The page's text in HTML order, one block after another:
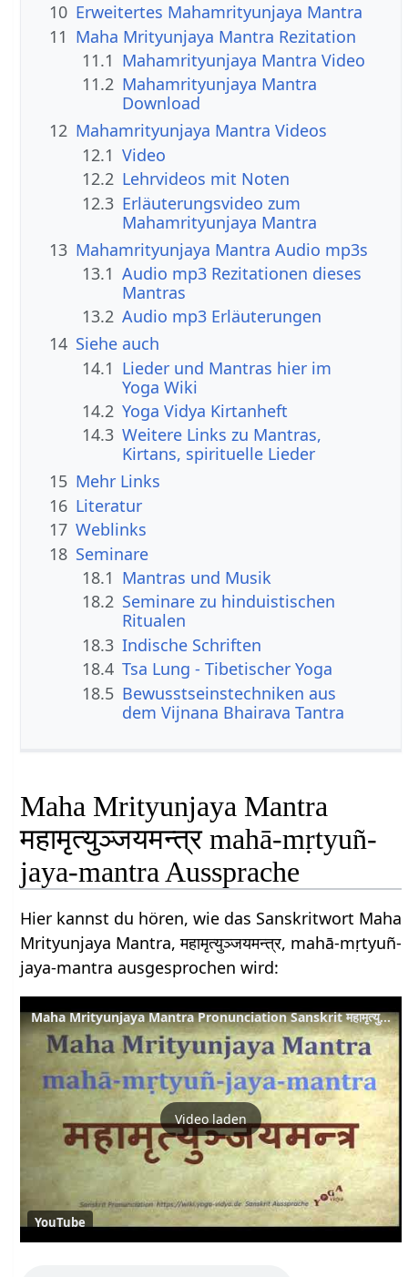
10 Erweitertes Mahamrityunjaya Mantra
11 Maha Mrityunjaya Mantra Rezitation
11.1 Mahamrityunjaya Mantra Video
11.2 Mahamrityunjaya Mantra
Download
12 Mahamrityunjaya Mantra Videos
12.1 Video
12.2 Lehrvideos mit Noten
12.3 Erläuterungsvideo zum
Mahamrityunjaya Mantra
13 Mahamrityunjaya Mantra Audio mp3s
13.1 Audio mp3 Rezitationen dieses
Mantras
13.2 Audio mp3 Erläuterungen
14 Siehe auch
14.1 Lieder und Mantras hier im
Yoga Wiki
14.2 Yoga Vidya Kirtanheft
14.3 Weitere Links zu Mantras,
Kirtans, spirituelle Lieder
15 Mehr Links
16 Literatur
17 Weblinks
18 Seminare
18.1 Mantras und Musik
18.2 Seminare zu hinduistischen
Ritualen
18.3 Indische Schriften
18.4 Tsa Lung - Tibetischer Yoga
18.5 Bewusstseinstechniken aus
dem Vijnana Bhairava Tantra
Maha Mrityunjaya Mantra
महामृत्युञ्जयमन्त्र mahā-mṛtyuñ-
jaya-mantra Aussprache
Hier kannst du hören, wie das Sanskritwort Maha
Mrityunjaya Mantra, महामृत्युञ्जयमन्त्र, mahā-mṛtyuñ-
jaya-mantra ausgesprochen wird:
Maha Mrityunjaya Mantra Pronunciation Sanskrit महामृत्युञ्जयमन्त्र mahā mṛtyuñ jaya mantra
Video laden
YouTube